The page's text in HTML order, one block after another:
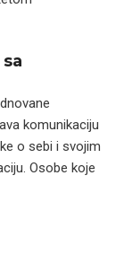
komunikaciju
o sebi i svojim
Osobe koje